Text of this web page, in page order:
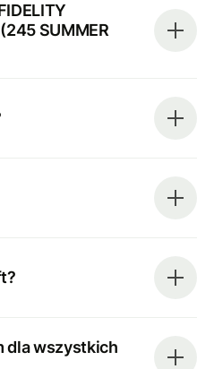
SUMMER
dla wszystkich